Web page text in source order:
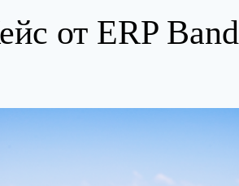
от ERP Band